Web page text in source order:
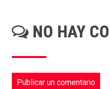
NO HAY
Publicar un comentario